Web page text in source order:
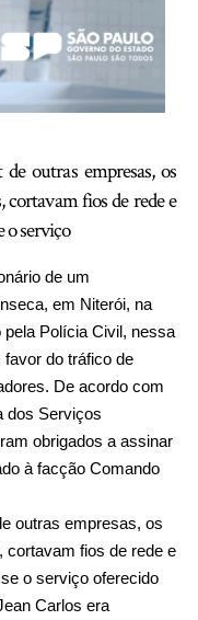
outras empresas, os
fios de rede e
o serviço
de um
em Niterói, na
pela Polícia Civil, nessa
do tráfico de
De acordo com
dos Serviços
obrigados a assinar
à facção Comando
outras empresas, os
cortavam fios de rede e
o serviço oferecido
Carlos era